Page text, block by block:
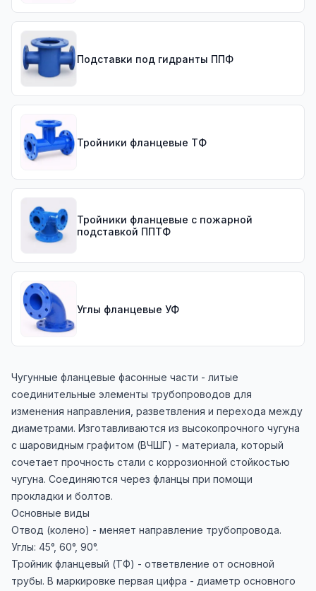
Подставки под гидранты ППФ
Тройники фланцевые ТФ
Тройники фланцевые с пожарной
подставкой ППТФ
Углы фланцевые УФ
Чугунные фланцевые фасонные части - литые
соединительные элементы трубопроводов для
изменения направления, разветвления и перехода между
диаметрами. Изготавливаются из высокопрочного чугуна
с шаровидным графитом (ВЧШГ) - материала, который
сочетает прочность стали с коррозионной стойкостью
чугуна. Соединяются через фланцы при помощи
прокладки и болтов.
Основные виды
Отвод (колено) - меняет направление трубопровода.
Углы: 45°, 60°, 90°.
Тройник фланцевый (ТФ) - ответвление от основной
трубы. В маркировке первая цифра - диаметр основного